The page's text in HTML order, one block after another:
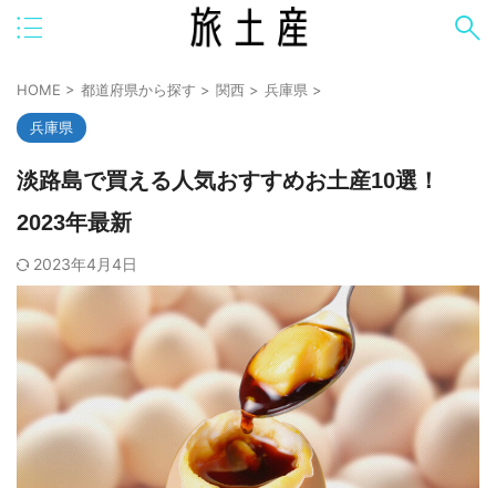
HOME > 都道府県から探す > 関西 > 兵庫県 >
兵庫県
淡路島で買える人気おすすめお土産10選！
2023年最新
2023年4月4日